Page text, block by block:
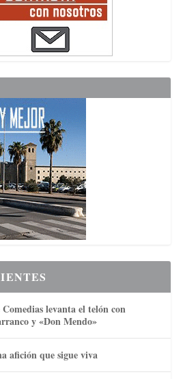
levanta el telón con
y «Don Mendo»
afición que sigue viva